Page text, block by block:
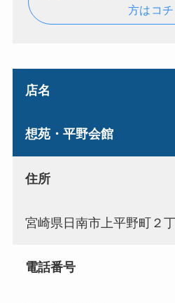
方はコチ
店名
想苑・平野会館
住所
宮崎県日南市上平野町２
電話番号